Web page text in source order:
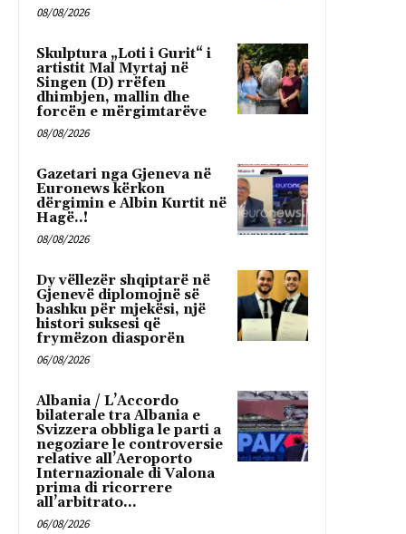
08/08/2026
Skulptura „Loti i Gurit“ i
artistit Mal Myrtaj në
Singen (D) rrëfen
dhimbjen, mallin dhe
forcën e mërgimtarëve
08/08/2026
Gazetari nga Gjeneva në
Euronews kërkon
dërgimin e Albin Kurtit në
Hagë..!
08/08/2026
Dy vëllezër shqiptarë në
Gjenevë diplomojnë së
bashku për mjekësi, një
histori suksesi që
frymëzon diasporën
06/08/2026
Albania / L’Accordo
bilaterale tra Albania e
Svizzera obbliga le parti a
negoziare le controversie
relative all’Aeroporto
Internazionale di Valona
prima di ricorrere
all’arbitrato...
06/08/2026